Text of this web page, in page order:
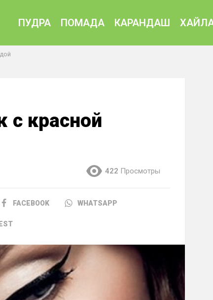
ПУДРА ПОМАДА КАРАНДАШ
с красной
422 Просмотры
FACEBOOK WHATSAPP